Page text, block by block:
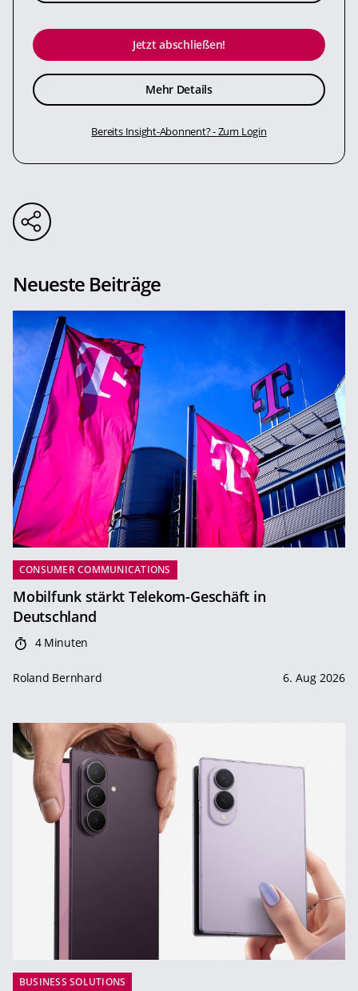
Jetzt abschließen!
Mehr Details
Bereits Insight-Abonnent? - Zum Login
Neueste Beiträge
CONSUMER COMMUNICATIONS
Mobilfunk stärkt Telekom-Geschäft in
Deutschland
4 Minuten
Roland Bernhard 6. Aug 2026
BUSINESS SOLUTIONS